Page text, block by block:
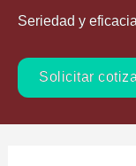
Seriedad y
Solicitar